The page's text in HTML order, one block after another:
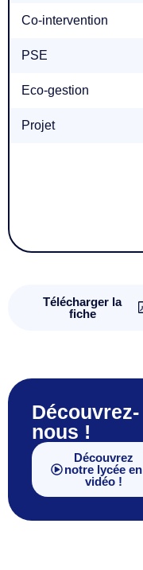
Co-intervention
PSE
Eco-gestion
Projet
Télécharger la
fiche
Découvrez-
nous !
Découvrez
notre lycée en
vidéo !